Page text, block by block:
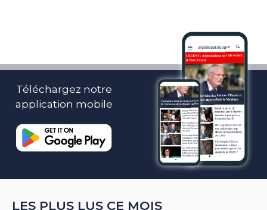
Téléchargez notre
application mobile
LES PLUS LUS CE MOIS